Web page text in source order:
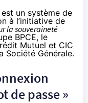
un système de
à l’initiative de
la souveraineté
BPCE, le
Mutuel et CIC
Société Générale.
de passe »